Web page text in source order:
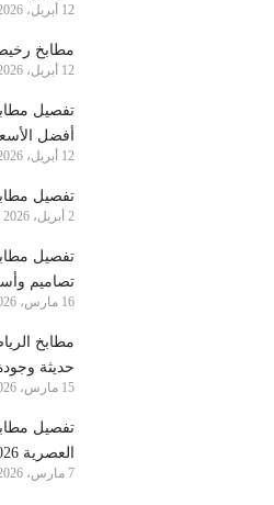
12 أبريل، 2026
مطابخ
12 أبريل، 2026
أفضل
12 أبريل، 2026
تفصيل مطابخ
2 أبريل، 2026
تفصيل
تصاميم
16 مارس، 2026
مطابخ
حديثة
15 مارس، 2026
تفصيل
العصرية 2026
7 مارس، 2026